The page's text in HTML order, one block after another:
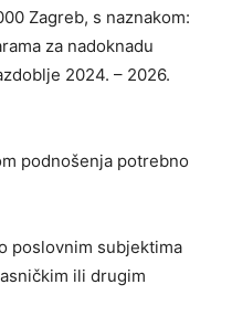
Zagreb, s naznakom:
za nadoknadu
2024. – 2026.
podnošenja potrebno
poslovnim subjektima
ili drugim